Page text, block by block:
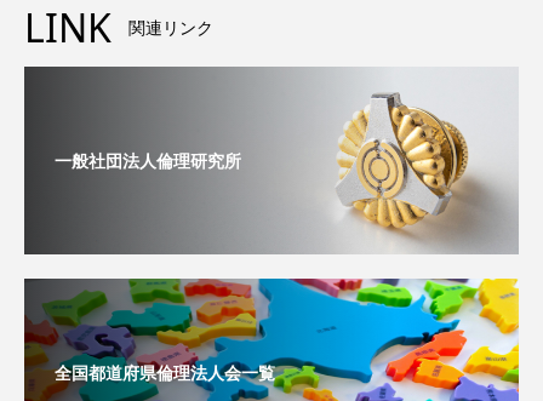
LINK 関連リンク
一般社団法人倫理研究所
全国都道府県倫理法人会一覧